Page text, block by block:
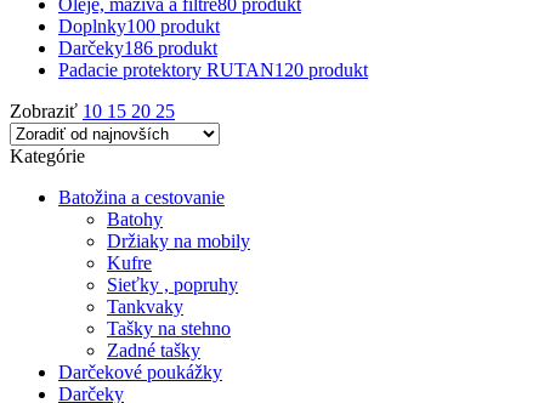
Doplnky100 produkt
Darčeky186 produkt
Padacie protektory RUTAN120 produkt
Zobraziť 10 15 20 25
Kategórie
Batožina a cestovanie
Batohy
Držiaky na mobily
Kufre
Sieťky , popruhy
Tankvaky
Tašky na stehno
Zadné tašky
Darčekové poukážky
Darčeky